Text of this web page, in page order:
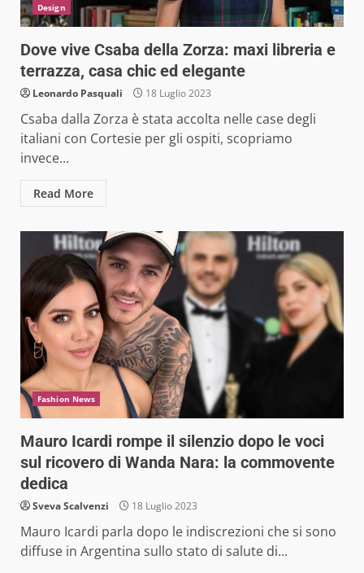
Design
Dove vive Csaba della Zorza: maxi libreria e
terrazza, casa chic ed elegante
Leonardo Pasquali 18 Luglio 2023
Csaba dalla Zorza è stata accolta nelle case degli
italiani con Cortesie per gli ospiti, scopriamo
invece...
Read More
Fashion News
Mauro Icardi rompe il silenzio dopo le voci
sul ricovero di Wanda Nara: la commovente
dedica
Sveva Scalvenzi 18 Luglio 2023
Mauro Icardi parla dopo le indiscrezioni che si sono
diffuse in Argentina sullo stato di salute di...